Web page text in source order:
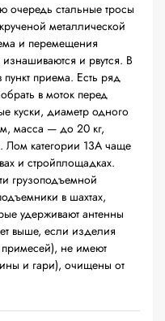
очередь стальные тросы
металлической
и перемещения
и рвутся. В
приема. Есть ряд
в моток перед
куски, диаметр одного
масса — до 20 кг,
категории 13А чаще
и стройплощадках.
грузоподъемной
в шахтах,
удерживают антенны
выше, если изделия
примесей), не имеют
и гари), очищены от